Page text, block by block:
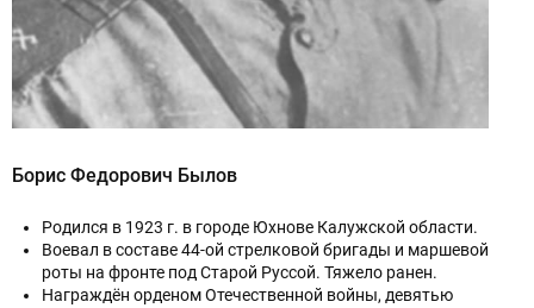
ОТПРАВИТЬ СООБЩЕНИЕ
Нажимая на кнопку “Отправить сообщение”,
персональных данных в соответствии с
политикой конфиденциальности
Борис Федорович Былов
Родился в 1923 г. в городе Юхнове Калужской области.
Воевал в составе 44-ой стрелковой бригады и маршевой
роты на фронте под Старой Руссой. Тяжело ранен.
Награждён орденом Отечественной войны, девятью